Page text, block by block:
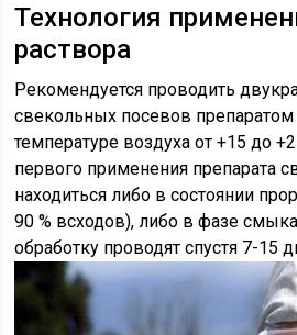
Технология
раствора
Рекомендуется проводить
свекольных посевов препаратом
температуре воздуха от +15 до
первого применения препарата
находиться либо в состоянии
90 % всходов), либо в фазе
обработку проводят спустя 7-15